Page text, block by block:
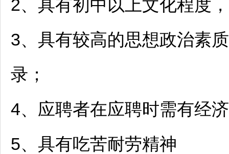
2、具有初中以上文化程度，
3、具有较高的思想政治素
录；
4、应聘者在应聘时需有经
5、具有吃苦耐劳精神